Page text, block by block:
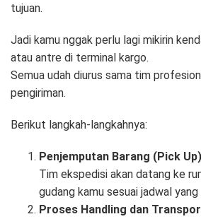
tujuan.
Jadi kamu nggak perlu lagi mikirin
atau antre di terminal kargo.
Semua udah diurus sama tim
pengiriman.
Berikut langkah-langkahnya:
Penjemputan Barang (Pick Up)
Tim ekspedisi akan datang ke
gudang kamu sesuai jadwal
Proses Handling dan